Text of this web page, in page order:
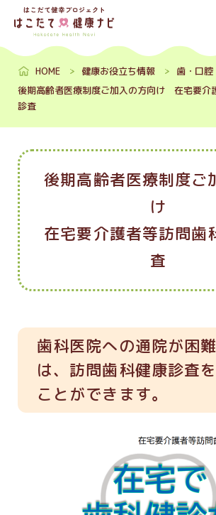
HOME 健康お役立ち情報
歯・口腔
後期高齢者医療制度ご加入の方向け 在宅要介
診査
後期高齢者医療制度ご
け
在宅要介護者等訪問歯
査
歯科医院への通院が困
は、訪問歯科健康診査
ことができます。